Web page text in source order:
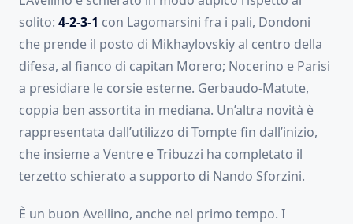
solito: 4-2-3-1 con Lagomarsini fra i pali, Dondoni
che prende il posto di Mikhaylovskiy al centro della
difesa, al fianco di capitan Morero; Nocerino e Parisi
a presidiare le corsie esterne. Gerbaudo-Matute,
coppia ben assortita in mediana. Un’altra novità è
rappresentata dall’utilizzo di Tompte fin dall’inizio,
che insieme a Ventre e Tribuzzi ha completato il
terzetto schierato a supporto di Nando Sforzini.
È un buon Avellino, anche nel primo tempo. I